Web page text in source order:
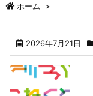
ホーム >
2026年7月21日